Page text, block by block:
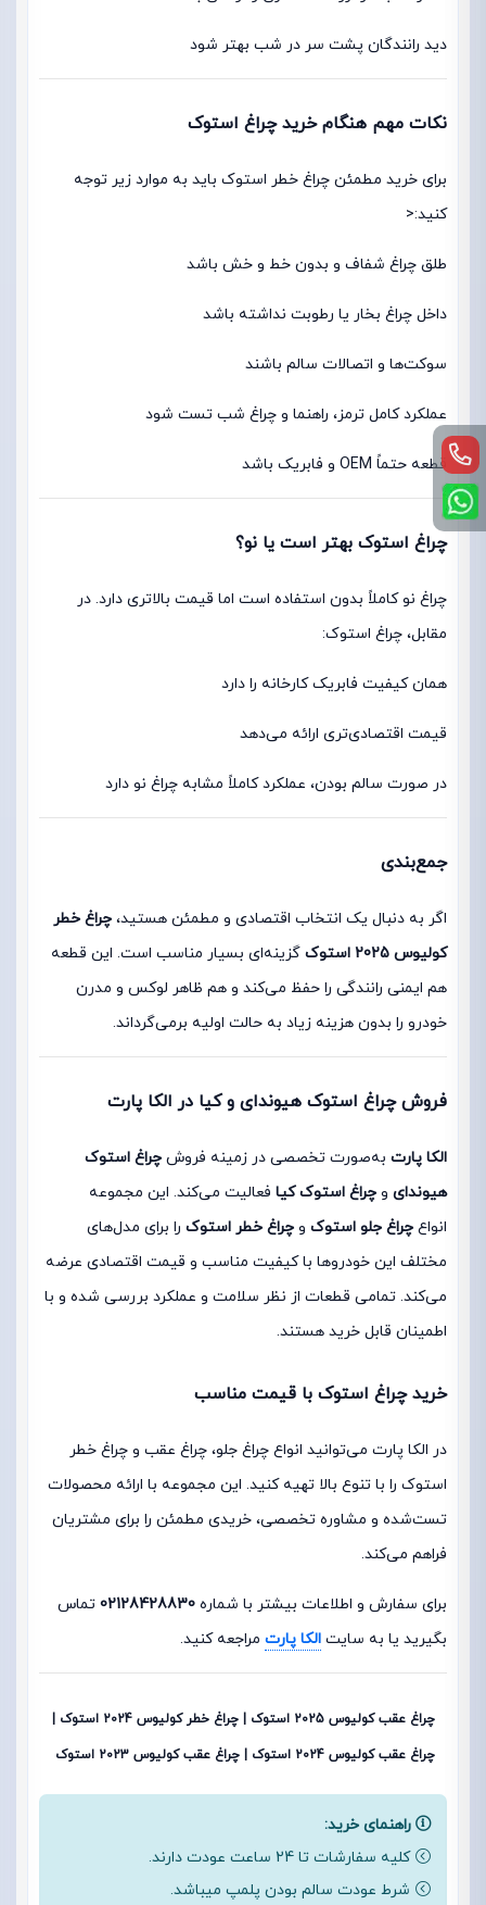
دید رانندگان پشت سر در شب بهتر شود
نکات مهم هنگام خرید چراغ استوک
برای خرید مطمئن چراغ خطر استوک باید به موارد زیر توجه
کنید:<
طلق چراغ شفاف و بدون خط و خش باشد
داخل چراغ بخار یا رطوبت نداشته باشد
سوکت‌ها و اتصالات سالم باشند
عملکرد کامل ترمز، راهنما و چراغ شب تست شود
قطعه حتماً OEM و فابریک باشد
چراغ استوک بهتر است یا نو؟
چراغ نو کاملاً بدون استفاده است اما قیمت بالاتری دارد. در
مقابل، چراغ استوک:
همان کیفیت فابریک کارخانه را دارد
قیمت اقتصادی‌تری ارائه می‌دهد
در صورت سالم بودن، عملکرد کاملاً مشابه چراغ نو دارد
جمع‌بندی
اگر به دنبال یک انتخاب اقتصادی و مطمئن هستید، چراغ خطر
کولیوس 2025 استوک
گزینه‌ای بسیار مناسب است. این قطعه
هم ایمنی رانندگی را حفظ می‌کند و هم ظاهر لوکس و مدرن
خودرو را بدون هزینه زیاد به حالت اولیه برمی‌گرداند.
فروش چراغ استوک هیوندای و کیا در الکا پارت
الکا پارت به‌صورت تخصصی در زمینه فروش چراغ استوک
هیوندای و چراغ استوک کیا فعالیت می‌کند. این مجموعه
انواع چراغ جلو استوک و چراغ خطر استوک را برای مدل‌های
مختلف این خودروها با کیفیت مناسب و قیمت اقتصادی عرضه
می‌کند. تمامی قطعات از نظر سلامت و عملکرد بررسی شده و با
اطمینان قابل خرید هستند.
خرید چراغ استوک با قیمت مناسب
در الکا پارت می‌توانید انواع چراغ جلو، چراغ عقب و چراغ خطر
استوک را با تنوع بالا تهیه کنید. این مجموعه با ارائه محصولات
تست‌شده و مشاوره تخصصی، خریدی مطمئن را برای مشتریان
فراهم می‌کند.
برای سفارش و اطلاعات بیشتر با شماره 02128428830 تماس
بگیرید یا به سایت الکا پارت مراجعه کنید.
چراغ عقب کولیوس 2025 استوک | چراغ خطر کولیوس 2024 استوک |
چراغ عقب کولیوس 2024 استوک | چراغ عقب کولیوس 2023 استوک
راهنمای خرید:
کلیه سفارشات تا 24 ساعت عودت دارند.
شرط عودت سالم بودن پلمپ میباشد.